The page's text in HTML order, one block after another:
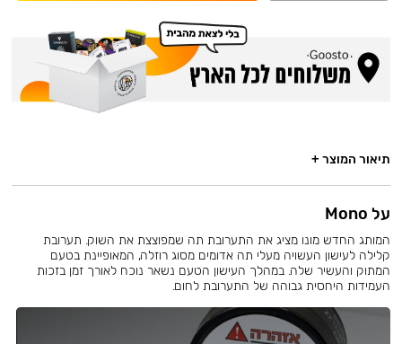
תיאור המוצר +
על Mono
המותג החדש מונו מציג את התערובת תה שמפוצצת את השוק. תערובת
קלילה לעישון העשויה מעלי תה אדומים מסוג רוזלה, המאופיינת בטעם
המתוק והעשיר שלה. במהלך העישון הטעם נשאר נוכח לאורך זמן בזכות
העמידות היחסית גבוהה של התערובת לחום.